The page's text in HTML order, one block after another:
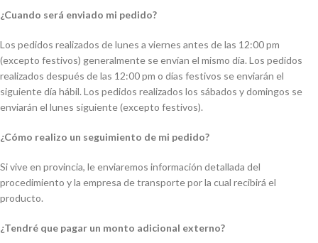
¿Cuando será enviado mi pedido?
Los pedidos realizados de lunes a viernes antes de las 12:00 pm
(excepto festivos) generalmente se envían el mismo día. Los pedidos
realizados después de las 12:00 pm o días festivos se enviarán el
siguiente día hábil. Los pedidos realizados los sábados y domingos se
enviarán el lunes siguiente (excepto festivos).
¿Cómo realizo un seguimiento de mi pedido?
Si vive en provincia, le enviaremos información detallada del
procedimiento y la empresa de transporte por la cual recibirá el
producto.
¿Tendré que pagar un monto adicional externo?